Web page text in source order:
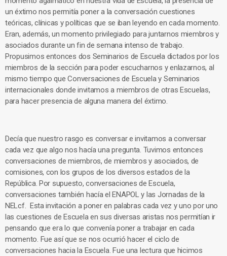
un éxtimo nos permitía poner a la conversación cuestiones
teóricas, clínicas y políticas que se iban leyendo en cada momento.
Eran, además, un momento privilegiado para juntarnos miembros y
asociados durante un fin de semana intenso de trabajo.
Propusimos entonces dos Seminarios de Escuela dictados por los
miembros de la sección para poder escucharnos y enlazarnos, al
mismo tiempo que Conversaciones de Escuela y Seminarios
internacionales donde invitamos a miembros de otras Escuelas,
para hacer presencia de alguna manera del éxtimo.
Decía que nuestro rasgo es conversar e invitamos a conversar
cada vez que algo nos hacía una pregunta. Tuvimos entonces
conversaciones de miembros, de miembros y asociados, de
comisiones, con los grupos de los diversos estados de la
República. Por supuesto, conversaciones de Escuela,
conversaciones también hacía el ENAPOL y las Jornadas de la
NELcf. Esta invitación a poner en palabras cada vez y uno por uno
las cuestiones de Escuela en sus diversas aristas nos permitían ir
pensando que era lo que convenía poner a trabajar en cada
momento. Fue así que se nos ocurrió hacer el ciclo de
conversaciones hacia la Escuela. Fue una lectura que hicimos